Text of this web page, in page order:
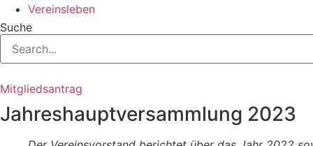
Vereinsleben
Suche
Mitgliedsantrag
Jahreshauptversammlung 2023